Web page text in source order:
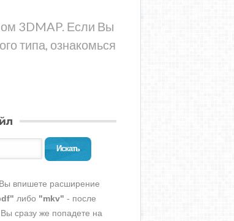
3DMAP. Если Вы
типа, ознакомься
Искать
впишете расширение
либо "mkv" - после
сразу же попадете на